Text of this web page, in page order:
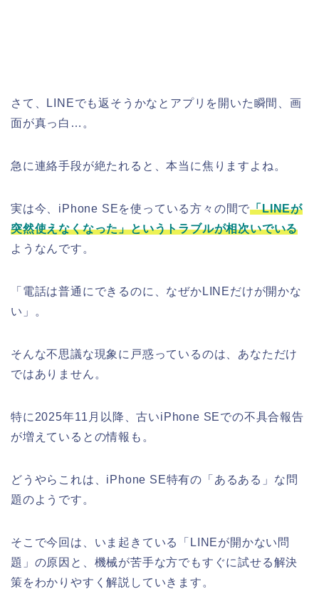
さて、LINEでも返そうかなとアプリを開いた瞬間、画
面が真っ白…。
急に連絡手段が絶たれると、本当に焦りますよね。
実は今、iPhone SEを使っている方々の間で「LINEが
突然使えなくなった」というトラブルが相次いでいる
ようなんです。
「電話は普通にできるのに、なぜかLINEだけが開かな
い」。
そんな不思議な現象に戸惑っているのは、あなただけ
ではありません。
特に2025年11月以降、古いiPhone SEでの不具合報告
が増えているとの情報も。
どうやらこれは、iPhone SE特有の「あるある」な問
題のようです。
そこで今回は、いま起きている「LINEが開かない問
題」の原因と、機械が苦手な方でもすぐに試せる解決
策をわかりやすく解説していきます。